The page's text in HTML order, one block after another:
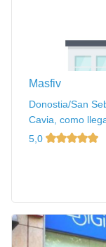
Masfiv
Donostia/San
Cavia, como
5,0